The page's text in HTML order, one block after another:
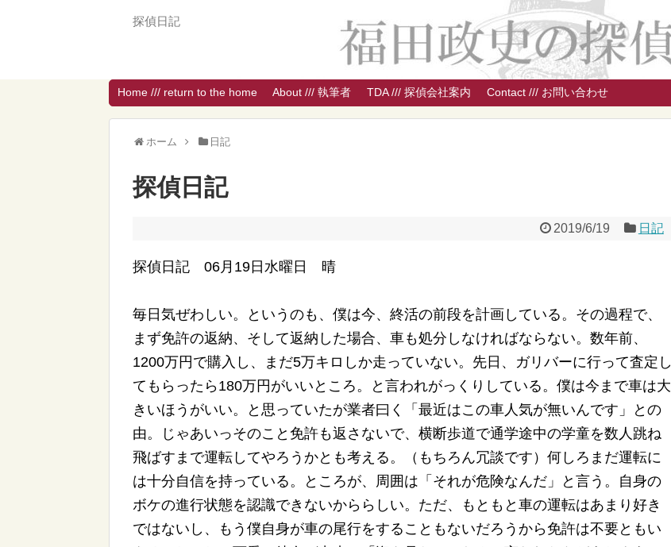
探偵日記
Home /// return to the home About /// 執筆者 TDA /// 探偵会社案内 Contact /// お問い合わせ
ホーム 日記
探偵日記
2019/6/19 日記
探偵日記 06月19日水曜日 晴
毎日気ぜわしい。というのも、僕は今、終活の前段を計画している。その過程で、
まず免許の返納、そして返納した場合、車も処分しなければならない。数年前、
1200万円で購入し、まだ5万キロしか走っていない。先日、ガリバーに行って査定し
てもらったら180万円がいいところ。と言われがっくりしている。僕は今まで車は大
きいほうがいい。と思っていたが業者曰く「最近はこの車人気が無いんです」との
由。じゃあいっそのこと免許も返さないで、横断歩道で通学途中の学童を数人跳ね
飛ばすまで運転してやろうかとも考える。（もちろん冗談です）何しろまだ運転に
は十分自信を持っている。ところが、周囲は「それが危険なんだ」と言う。自身の
ボケの進行状態を認識できないかららしい。ただ、もともと車の運転はあまり好き
ではないし、もう僕自身が車の尾行をすることもないだろうから免許は不要ともい